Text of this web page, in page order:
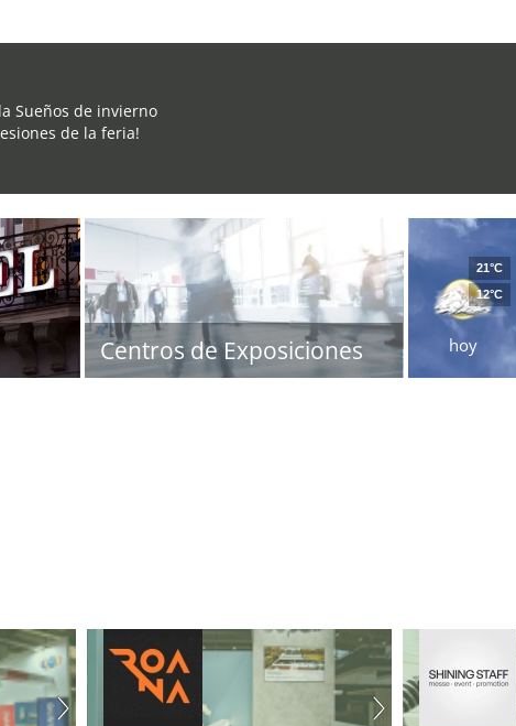
Sueños de invierno
de la feria!
Centros de Exposiciones hoy
21°C
12°C